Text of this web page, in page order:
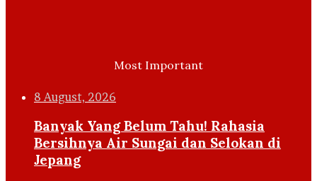
Most Important
8 August, 2026
Banyak Yang Belum Tahu! Rahasia
Bersihnya Air Sungai dan Selokan di
Jepang